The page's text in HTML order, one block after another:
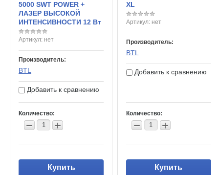
5000 SWT POWER +
ЛАЗЕР ВЫСОКОЙ
ИНТЕНСИВНОСТИ 12 Вт
Артикул: нет
Производитель:
BTL
Добавить к сравнению
Количество:
− +
Купить
XL
Артикул:нет
Производитель:
BTL
Добавить к сравнению
Количество:
− +
Купить